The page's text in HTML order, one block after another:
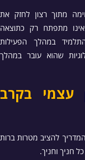
מתוך רצון לחזק את
מתפתח רק כתוצאה
במהלך הפעילות
שהוא עובר במהלך
עצמי בקרב
להציב מטרות ברות
חניך וחניך.